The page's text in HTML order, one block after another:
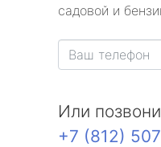
Александровская
Молодежное
садовой и
Или
+7 (812)